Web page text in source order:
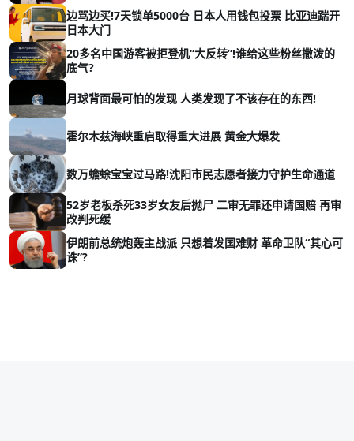
边骂边买!7天锁单5000台 日本人用钱包投票 比亚迪踹开
日本大门
20多名中国游客被拒登机“大反转”!谁给这些粉丝撒泼的
底气?
月球背面最可怕的发现 人类发现了不该存在的东西!
霍尔木兹海峡重启取得重大进展 黄金大爆发
数万蟾蜍宝宝过马路!沈阳市民志愿者接力守护生命通道
52岁老板杀死33岁女友后抛尸 二审无罪还申请国赔 再审
改判死缓
伊朗前总统炮轰主战派 只想着发国难财 革命卫队“其心可
诛”?